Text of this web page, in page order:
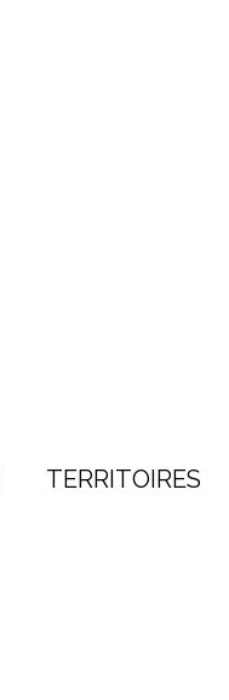
TERRITOIRES